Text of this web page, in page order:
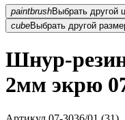
paintbrush
cubeВыбрать другой
Шнур-
2мм экрю